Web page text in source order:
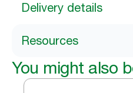
Delivery details
Resources
You might also